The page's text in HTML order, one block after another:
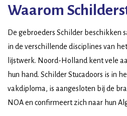
Waarom
De gebroeders Schilder beschikken
in de verschillende disciplines van
lijstwerk. Noord-Holland kent vele
hun hand. Schilder Stucadoors is in
vakdiploma, is aangesloten bij de
NOA en confirmeert zich naar hun